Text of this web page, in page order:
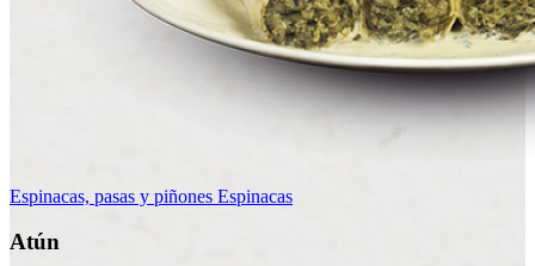
Espinacas, pasas y piñones Espinacas
Atún